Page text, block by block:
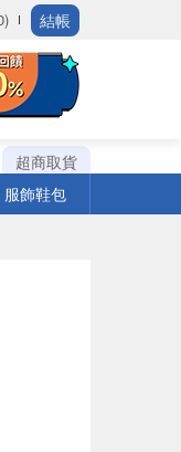
結帳
超商取貨
服飾鞋包